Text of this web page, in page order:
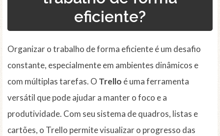
eficiente?
Organizar o trabalho de forma eficiente é um desafio
constante, especialmente em ambientes dinâmicos e
com múltiplas tarefas. O Trello é uma ferramenta
versátil que pode ajudar a manter o foco e a
produtividade. Com seu sistema de quadros, listas e
cartões, o Trello permite visualizar o progresso das